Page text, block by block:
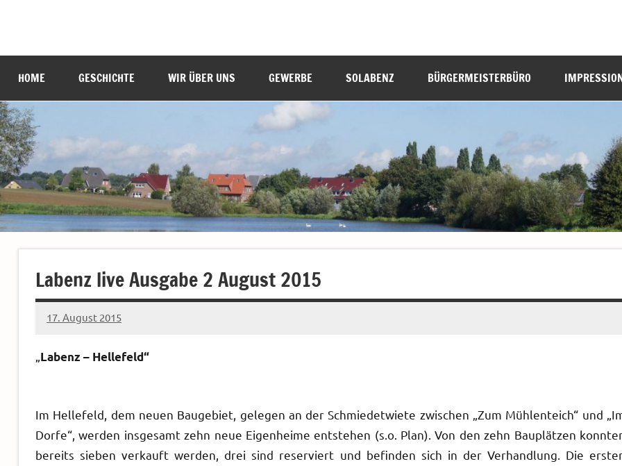
Labenz
Gemeinde
stellt
HOME GESCHICHTE WIR ÜBER UNS GEWERBE SOLABENZ BÜRGERMEISTERBÜRO
Labenz live Ausgabe 2 August 2015
17. August 2015
Sven
Labenz – Hellefeld“
Im Hellefeld, dem neuen Baugebiet, gelegen an der Schmiedetwiete zwischen „Zum Mühlenteich“ und
Dorfe“, werden insgesamt zehn neue Eigenheime entstehen (s.o. Plan). Von den zehn Bauplätzen
bereits sieben verkauft werden, drei sind reserviert und befinden sich in der Verhandlung. Die